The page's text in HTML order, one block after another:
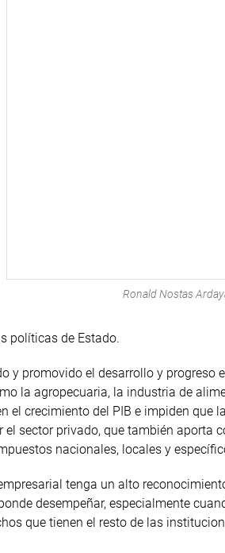
Ronald Nostas
políticas de Estado.
y promovido el desarrollo y progreso
la agropecuaria, la industria de
el crecimiento del PIB e impiden que
sector privado, que también aporta
nacionales, locales y
tenga un alto
desempeñar, especialmente
que tienen el resto de las